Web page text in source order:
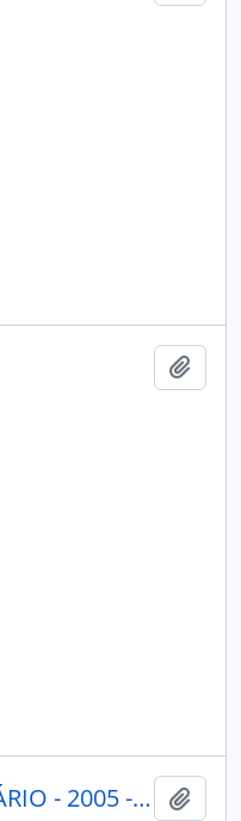
PORANTIM - BRASÍLIA CONSELHO INDIGENISTA MISSIONÁRIO - 2005 - Nº277